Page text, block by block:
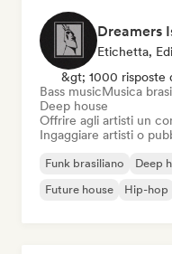
Dreamers
Etichetta,
&gt; 1000 risposte
Bass musicMusica
Deep house
Offrire agli artisti un
Ingaggiare artisti o
Funk brasiliano Deep
Future house
Hip-hop